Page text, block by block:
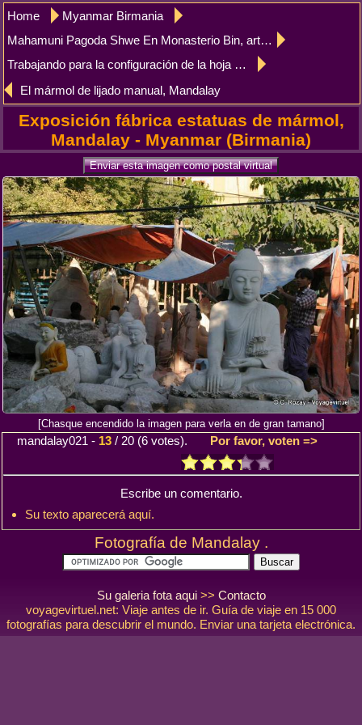
Home
Myanmar Birmania
Mahamuni Pagoda Shwe En Monasterio Bin, artesanía en Mandalay
Trabajando para la configuración de la hoja de oro, Mandalay
El mármol de lijado manual, Mandalay
Exposición fábrica estatuas de mármol,
Mandalay - Myanmar (Birmania)
[Chasque encendido la imagen para verla en de gran tamano]
mandalay021 - 13 / 20 (6 votes). Por favor, voten =>
Escribe un comentario.
Su texto aparecerá aquí.
Fotografía de Mandalay .
Su galeria fota aqui>> Contacto
voyagevirtuel.net: Viaje antes de ir. Guía de viaje en 15 000
fotografías para descubrir el mundo. Enviar una tarjeta electrónica.